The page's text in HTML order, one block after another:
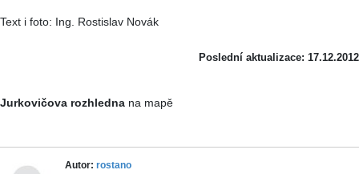
Text i foto: Ing. Rostislav Novák
Poslední aktualizace: 17.12.2012
Jurkovičova rozhledna na mapě
Autor: rostano